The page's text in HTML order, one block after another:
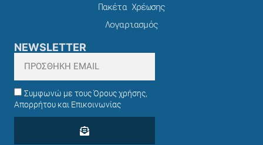
Πακέτα Χρέωσης​
Λογαριασμός
NEWSLETTER
Συμφωνώ με τους Όρους χρήσης,
Απορρήτου και Επικοινωνίας